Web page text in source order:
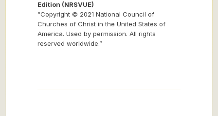
Edition (NRSVUE)
“Copyright © 2021 National Council of
Churches of Christ in the United States of
America. Used by permission. All rights
reserved worldwide.”